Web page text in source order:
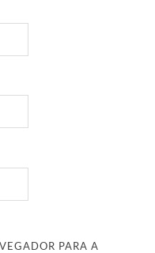
PARA A